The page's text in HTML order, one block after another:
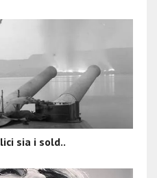
sia i sold..